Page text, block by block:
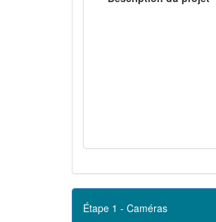
Étape 1 - Caméras